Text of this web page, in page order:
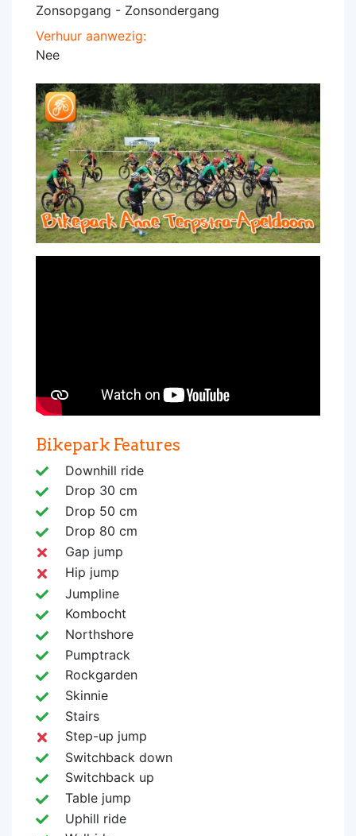
Zonsopgang - Zonsondergang
Verhuur aanwezig:
Nee
Bikepark Features
Downhill ride
Drop 30 cm
Drop 50 cm
Drop 80 cm
Gap jump
Hip jump
Jumpline
Kombocht
Northshore
Pumptrack
Rockgarden
Skinnie
Stairs
Step-up jump
Switchback down
Switchback up
Table jump
Uphill ride